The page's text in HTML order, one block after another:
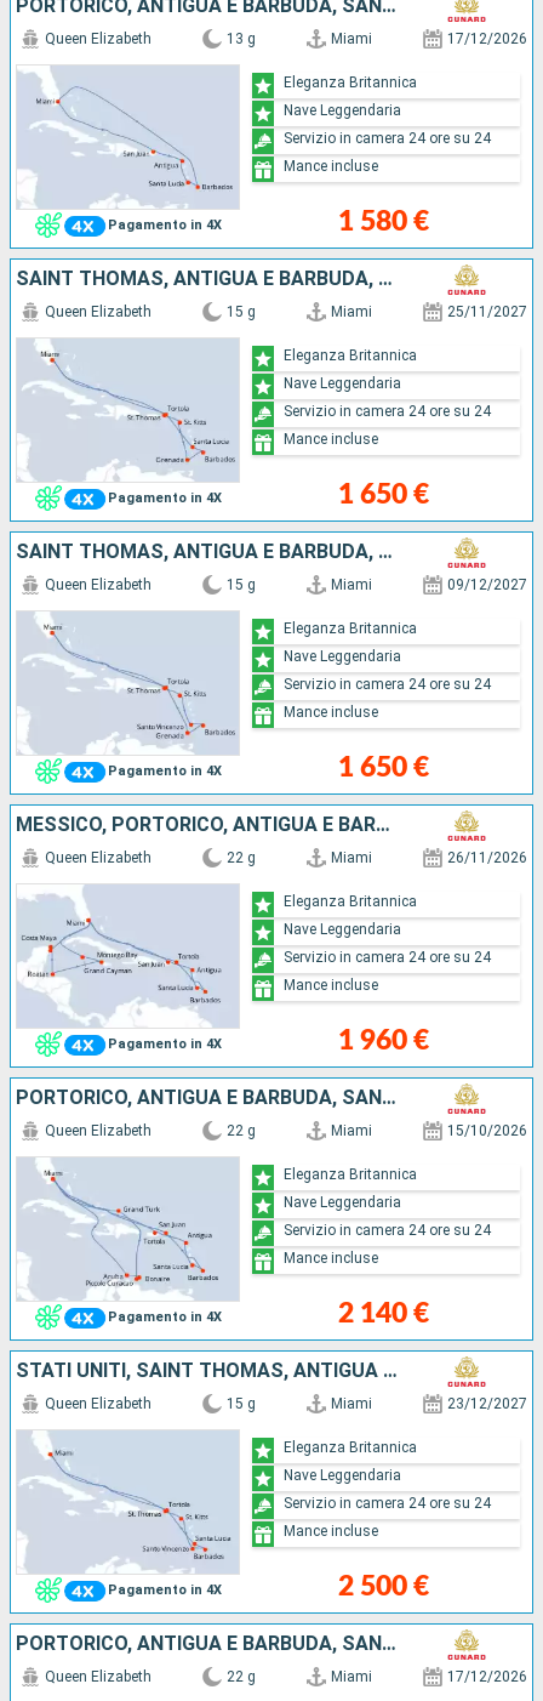
PORTORICO, ANTIGUA E BARBUDA, SANTA LUCIA, BARBADOS, SAINT MARTIN, STATI UNITI
Pagamento in 4X
Queen Elizabeth 13 g Miami 17/12/2026
1 580 €
Eleganza Britannica
Nave Leggendaria
Servizio in camera 24 ore su 24
Mance incluse
SAINT THOMAS, ANTIGUA E BARBUDA, GRENADA, BARBADOS, SANTA LUCIA, SAINT MARTIN, TORTOLA, STATI UNITI
Pagamento in 4X
Queen Elizabeth 15 g Miami 25/11/2027
1 650 €
Eleganza Britannica
Nave Leggendaria
Servizio in camera 24 ore su 24
Mance incluse
SAINT THOMAS, ANTIGUA E BARBUDA, SAINT-VINCENT E LE GRENADINE, BARBADOS, GRENADA, SAINT MARTIN, TORTOLA, STATI UNITI
Pagamento in 4X
Queen Elizabeth 15 g Miami 09/12/2027
1 650 €
Eleganza Britannica
Nave Leggendaria
Servizio in camera 24 ore su 24
Mance incluse
MESSICO, PORTORICO, ANTIGUA E BARBUDA, SANTA LUCIA, STATI UNITI, BARBADOS, SAINT MARTIN, TORTOLA, ISOLE CAYMAN, GIAMAICA, HONDURAS
Pagamento in 4X
Queen Elizabeth 22 g Miami 26/11/2026
1 960 €
Eleganza Britannica
Nave Leggendaria
Servizio in camera 24 ore su 24
Mance incluse
PORTORICO, ANTIGUA E BARBUDA, SANTA LUCIA, BARBADOS, SAINT MARTIN, TORTOLA, STATI UNITI, ISOLE TURKS E CAICOS, BONAIRE, ARUBA
Pagamento in 4X
Queen Elizabeth 22 g Miami 15/10/2026
2 140 €
Eleganza Britannica
Nave Leggendaria
Servizio in camera 24 ore su 24
Mance incluse
STATI UNITI, SAINT THOMAS, ANTIGUA E BARBUDA, SAINT-VINCENT E LE GRENADINE, BARBADOS, SANTA LUCIA, SAINT MARTIN, TORTOLA
Pagamento in 4X
Queen Elizabeth 15 g Miami 23/12/2027
2 500 €
Eleganza Britannica
Nave Leggendaria
Servizio in camera 24 ore su 24
Mance incluse
PORTORICO, ANTIGUA E BARBUDA, SANTA LUCIA, BARBADOS, SAINT MARTIN, STATI UNITI, ISOLE CAYMAN, GIAMAICA, HONDURAS, MESSICO
Queen Elizabeth 22 g Miami 17/12/2026